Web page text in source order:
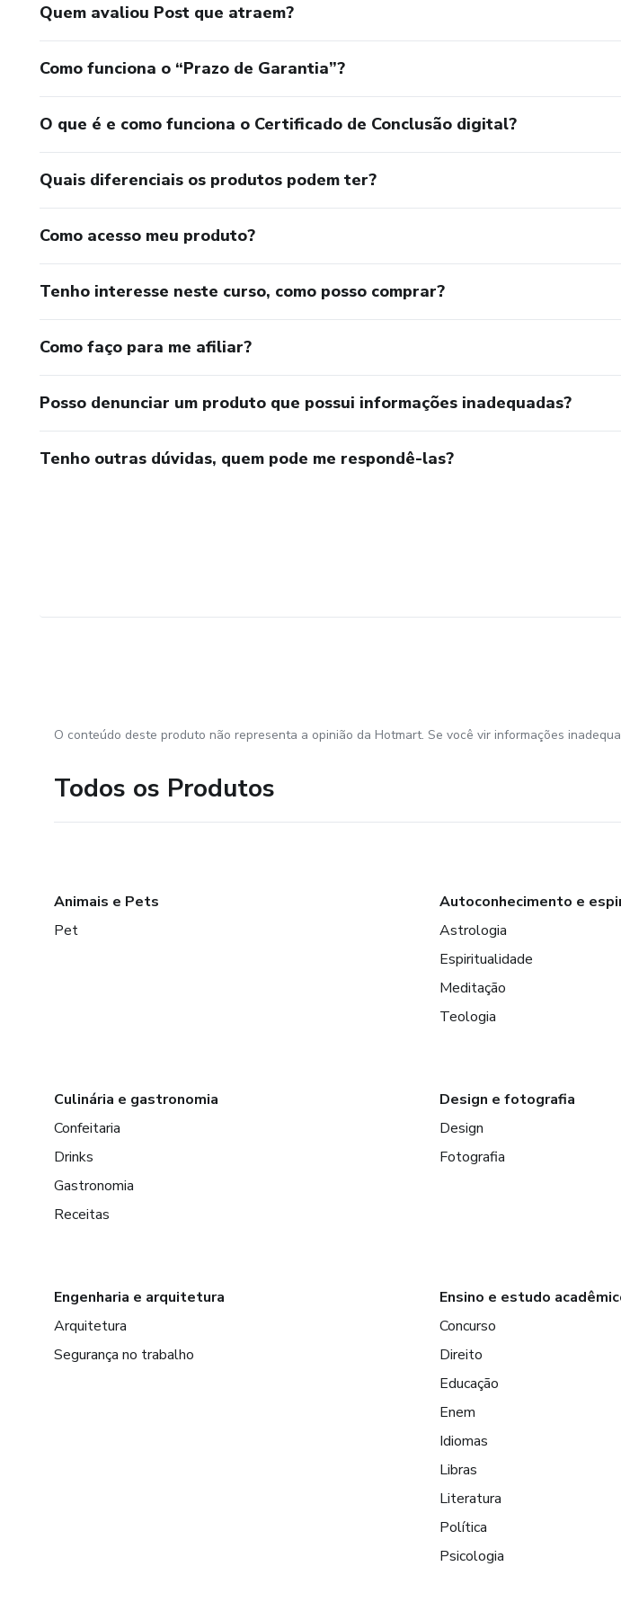
Quem avaliou Post que atraem?
Como funciona o “Prazo de Garantia”?
O que é e como funciona o Certificado de Conclusão digital?
Quais diferenciais os produtos podem ter?
Como acesso meu produto?
Tenho interesse neste curso, como posso comprar?
Como faço para me afiliar?
Posso denunciar um produto que possui informações inadequadas?
Tenho outras dúvidas, quem pode me respondê-las?
O conteúdo deste produto não representa a opinião da Hotmart. Se você vir informações
Todos os Produtos
Animais e Pets
Pet
Autoconhecimento e
Astrologia
Espiritualidade
Meditação
Teologia
Culinária e gastronomia
Confeitaria
Drinks
Gastronomia
Receitas
Design e fotografia
Design
Fotografia
Engenharia e arquitetura
Arquitetura
Segurança no trabalho
Ensino e estudo
Concurso
Direito
Educação
Enem
Idiomas
Libras
Literatura
Política
Psicologia